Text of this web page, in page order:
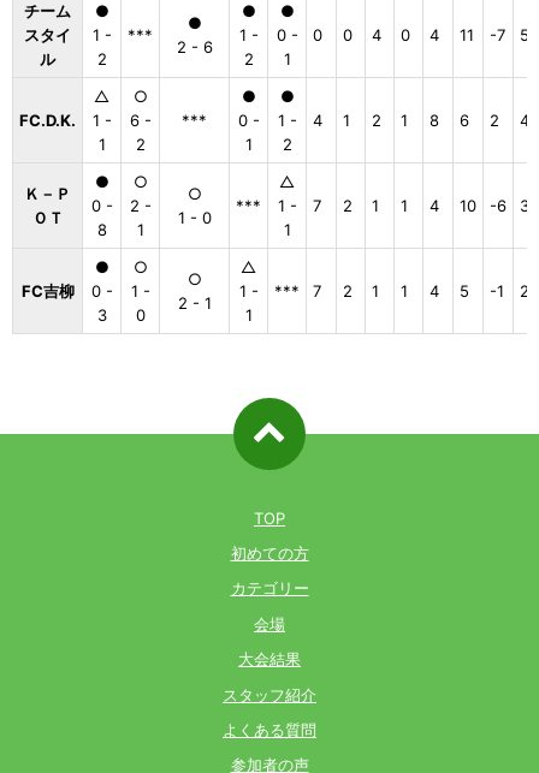
チーム
スタイ
ル
●
1 -
2
***
●
2 - 6
●
1 -
2
●
0 -
1
0 0 4 0 4 11 -7 5
FC.D.K.
△
1 -
1
○
6 -
2
***
●
0 -
1
●
1 -
2
4 1 2 1 8 6 2 4
Ｋ－Ｐ
ＯＴ
●
0 -
8
○
2 -
1
○
1 - 0
***
△
1 -
1
7 2 1 1 4 10 -6 3
FC吉柳
●
0 -
3
○
1 -
0
○
2 - 1
△
1 -
1
*** 7 2 1 1 4 5 -1 2
TOP
初めての方
カテゴリー
会場
大会結果
スタッフ紹介
よくある質問
参加者の声